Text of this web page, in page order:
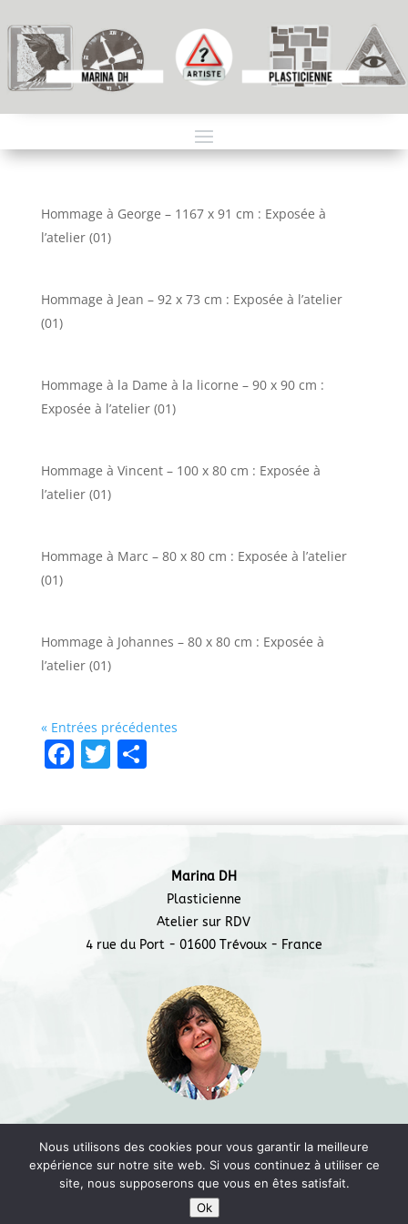
Hommage à George – 1167 x 91 cm : Exposée à
l’atelier (01)
Hommage à Jean – 92 x 73 cm : Exposée à l’atelier
(01)
Hommage à la Dame à la licorne – 90 x 90 cm :
Exposée à l’atelier (01)
Hommage à Vincent – 100 x 80 cm : Exposée à
l’atelier (01)
Hommage à Marc – 80 x 80 cm : Exposée à l’atelier
(01)
Hommage à Johannes – 80 x 80 cm : Exposée à
l’atelier (01)
« Entrées précédentes
F
c
k
T
itt
P
ta
erMarina DH
Plasticienne
Atelier sur RDV
4 rue du Port - 01600 Trévoux - France
Marina DH © 2018 -
Nous utilisons des cookies pour vous garantir la meilleure
expérience sur notre site web. Si vous continuez à utiliser ce
site, nous supposerons que vous en êtes satisfait.
Ok